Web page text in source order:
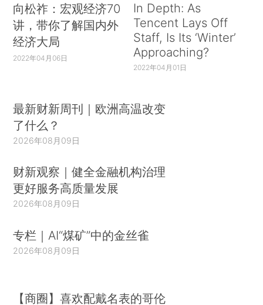
向松祚：宏观经济70
讲，带你了解国内外
经济大局
2022年04月06日
In Depth: As
Tencent Lays Off
Staff, Is Its ‘Winter’
Approaching?
2022年04月01日
最新财新周刊｜欧洲高温改变
了什么？
2026年08月09日
财新观察｜健全金融机构治理
更好服务高质量发展
2026年08月09日
专栏｜AI“煤矿”中的金丝雀
2026年08月09日
【商圈】喜欢配戴名表的哥伦